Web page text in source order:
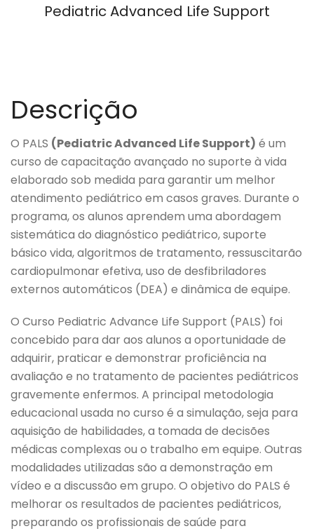
Pediatric Advanced Life Support
Descrição
O PALS (Pediatric Advanced Life Support) é um
curso de capacitação avançado no suporte à vida
elaborado sob medida para garantir um melhor
atendimento pediátrico em casos graves. Durante o
programa, os alunos aprendem uma abordagem
sistemática do diagnóstico pediátrico, suporte
básico vida, algoritmos de tratamento, ressuscitarão
cardiopulmonar efetiva, uso de desfibriladores
externos automáticos (DEA) e dinâmica de equipe.
O Curso Pediatric Advance Life Support (PALS) foi
concebido para dar aos alunos a oportunidade de
adquirir, praticar e demonstrar proficiência na
avaliação e no tratamento de pacientes pediátricos
gravemente enfermos. A principal metodologia
educacional usada no curso é a simulação, seja para
aquisição de habilidades, a tomada de decisões
médicas complexas ou o trabalho em equipe. Outras
modalidades utilizadas são a demonstração em
vídeo e a discussão em grupo. O objetivo do PALS é
melhorar os resultados de pacientes pediátricos,
preparando os profissionais de saúde para